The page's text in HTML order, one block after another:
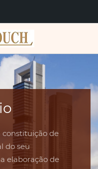
constituição de
do seu
elaboração de